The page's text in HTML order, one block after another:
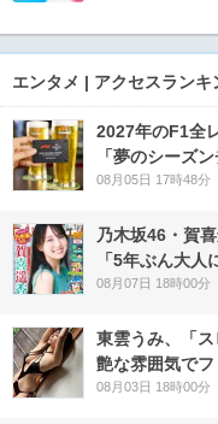
エンタメ | アクセスランキ
2027年のF1全
「夢のシーズ
08月05日 17時48分
乃木坂46・賀
「5年ぶん大人
08月07日 18時00分
東雲うみ、「
艶な雰囲気でフ
08月03日 18時00分